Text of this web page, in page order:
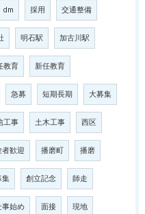
dm 採用 交通整備
明石駅 加古川駅
教育 新任教育
急募 短期長期 大募集
工事 土木工事 西区
者歓迎 播磨町 播磨
集 創立記念 師走
事始め 面接 現地